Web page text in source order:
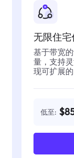
无限住宅
基于带宽
量，支持
现可扩展的
低至: